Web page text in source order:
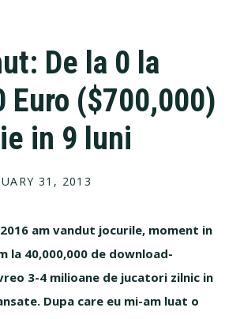
De la 0 la
Euro ($700,000)
in 9 luni
31, 2013
am vandut jocurile, moment in
la 40,000,000 de download-
3-4 milioane de jucatori zilnic in
Dupa care eu mi-am luat o